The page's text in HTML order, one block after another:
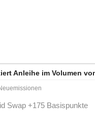
Anleihe im Volumen
Swap +175 Basispunkte